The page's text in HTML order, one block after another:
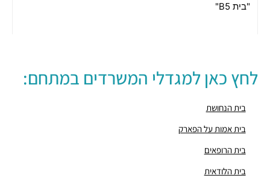
"בית B5"
מבני משרדים ומסחר ·הברזל 25, תל אביב יפו
מבני משרדים ומסחר ·
מבני משרדים ומסחר ·בניין 8 פארק עתידים, תל אביב יפו
"בית ולנברג 6"
לחץ כאן למגדלי המשרדים במתחם:
בית הנחושת
בית אמות על הפארק
בית הרופאים
בית הלודאית